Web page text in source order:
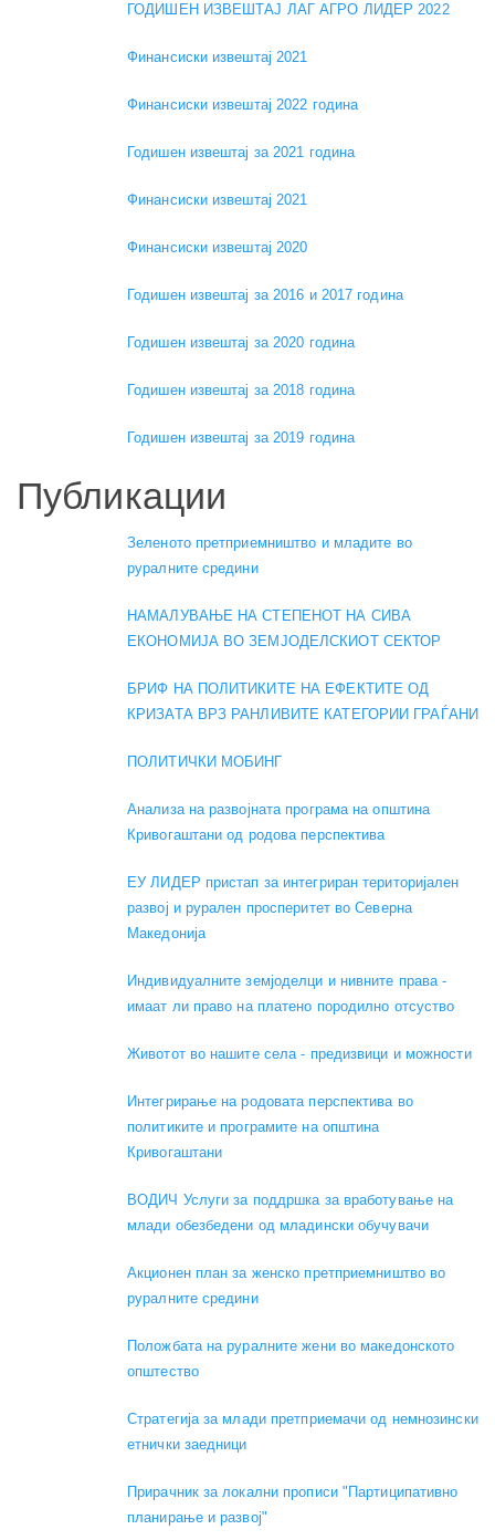
ГОДИШЕН ИЗВЕШТАЈ ЛАГ АГРО ЛИДЕР 2022
Финансиски извештај 2021
Финансиски извештај 2022 година
Годишен извештај за 2021 година
Финансиски извештај 2021
Финансиски извештај 2020
Годишен извештај за 2016 и 2017 година
Годишен извештај за 2020 година
Годишен извештај за 2018 година
Годишен извештај за 2019 година
Публикации
Зеленото претприемништво и младите во
руралните средини
НАМАЛУВАЊЕ НА СТЕПЕНОТ НА СИВА
ЕКОНОМИЈА ВО ЗЕМЈОДЕЛСКИОТ СЕКТОР
БРИФ НА ПОЛИТИКИТЕ НА ЕФЕКТИТЕ ОД
КРИЗАТА ВРЗ РАНЛИВИТЕ КАТЕГОРИИ ГРАЃАНИ
ПОЛИТИЧКИ МОБИНГ
Анализа на развојната програма на општина
Кривогаштани од родова перспектива
ЕУ ЛИДЕР пристап за интегриран територијален
развој и рурален просперитет во Северна
Македонија
Индивидуалните земјоделци и нивните права -
имаат ли право на платено породилно отсуство
Животот во нашите села - предизвици и можности
Интегрирање на родовата перспектива во
политиките и програмите на општина
Кривогаштани
ВОДИЧ Услуги за поддршка за вработување на
млади обезбедени од младински обучувачи
Акционен план за женско претприемништво во
руралните средини
Положбата на руралните жени во македонското
општество
Стратегија за млади претприемачи од немнозински
етнички заедници
Прирачник за локални прописи "Партиципативно
планирање и развој"